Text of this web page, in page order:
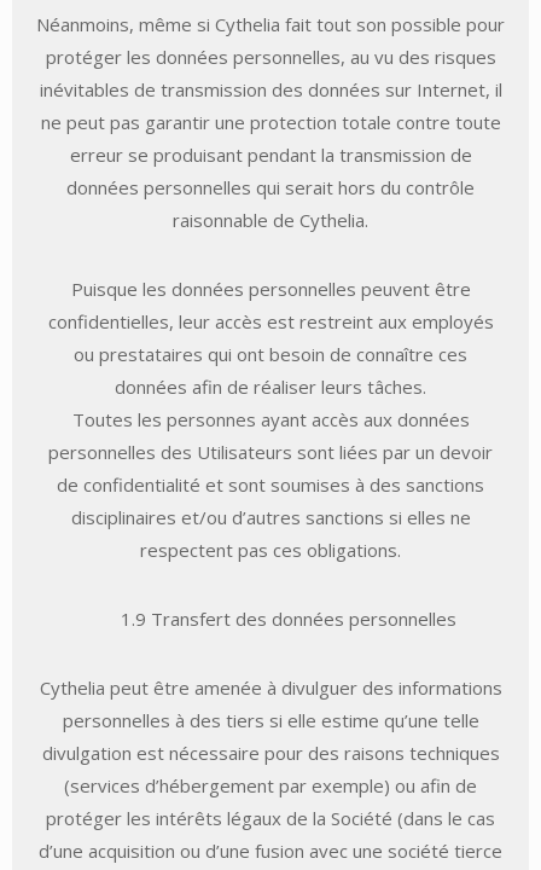
Néanmoins, même si Cythelia fait tout son possible pour
protéger les données personnelles, au vu des risques
inévitables de transmission des données sur Internet, il
ne peut pas garantir une protection totale contre toute
erreur se produisant pendant la transmission de
données personnelles qui serait hors du contrôle
raisonnable de Cythelia.
Puisque les données personnelles peuvent être
confidentielles, leur accès est restreint aux employés
ou prestataires qui ont besoin de connaître ces
données afin de réaliser leurs tâches.
Toutes les personnes ayant accès aux données
personnelles des Utilisateurs sont liées par un devoir
de confidentialité et sont soumises à des sanctions
disciplinaires et/ou d’autres sanctions si elles ne
respectent pas ces obligations.
1.9 Transfert des données personnelles
Cythelia peut être amenée à divulguer des informations
personnelles à des tiers si elle estime qu’une telle
divulgation est nécessaire pour des raisons techniques
(services d’hébergement par exemple) ou afin de
protéger les intérêts légaux de la Société (dans le cas
d’une acquisition ou d’une fusion avec une société tierce